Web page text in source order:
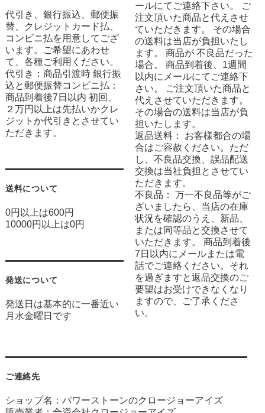
代引き、銀行振込、郵便振
替、クレジットカード払、
コンビニ払を用意してござ
います。ご希望にあわせ
て、各種ご利用ください。
代引き：商品引渡時 銀行振
込と郵便振替コンビニ払：
商品到着後7日以内 初回、
２万円以上は先払いかクレ
ジットか代引きとさせてい
ただきます。
送料について
0円以上は600円
10000円以上は0円
発送について
発送日は基本的に一番近い
月水金曜日です
ールにてご連絡下さい。 ご
注文頂いた商品と代えさせ
ていただきます。 その場合
の送料は当店が負担いたし
ます。 商品が 不良品だった
場合。 商品到着後、1週間
以内にメールにてご連絡下
さい。 ご注文頂いた商品と
代えさせていただきます。
その場合の送料は当店が負
担いたします。
返品送料： お客様都合の場
合はご容赦ください。ただ
し、不良品交換、誤品配送
交換は当社負担とさせてい
ただきます。
不良品： 万一不良品等がご
ざいましたら、当店の在庫
状況を確認のうえ、新品、
または同等品と交換させて
いただきます。 商品到着後
7日以内にメールまたは電
話でご連絡ください。それ
を過ぎますと返品交換のご
要望はお受けできなくなり
ますので、ご了承くださ
い。
ご連絡先
ショップ名：パワーストーンのクロージョーアイズ